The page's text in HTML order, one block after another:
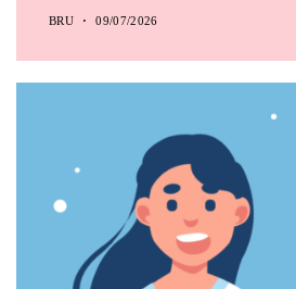
BRU 09/07/2026